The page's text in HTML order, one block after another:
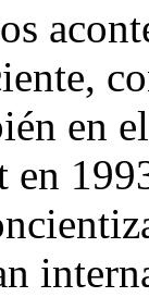
en